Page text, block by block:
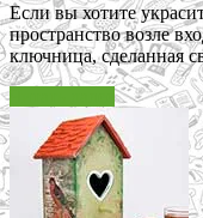
Если вы хотите
пространство возле
ключница, сделанная